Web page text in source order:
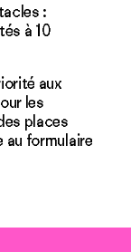
:
à 10
aux
les
places
au formulaire